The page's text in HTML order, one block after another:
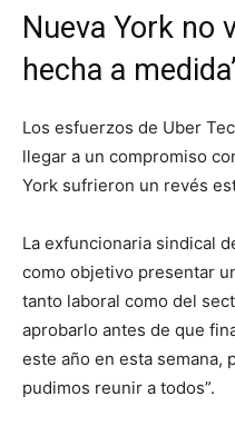
Nueva York no
hecha a
Los esfuerzos de Uber
llegar a un compromiso
York sufrieron un revés
La exfuncionaria sindical
como objetivo presentar
tanto laboral como del
aprobarlo antes de que
este año en esta semana,
pudimos reunir a todos”.